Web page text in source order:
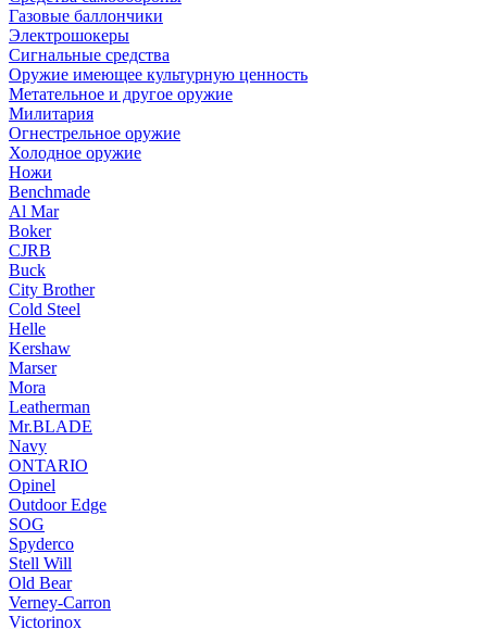
Газовые баллончики
Электрошокеры
Сигнальные средства
Оружие имеющее культурную ценность
Метательное и другое оружие
Милитария
Огнестрельное оружие
Холодное оружие
Ножи
Benchmade
Al Mar
Boker
CJRB
Buck
City Brother
Cold Steel
Helle
Kershaw
Marser
Mora
Leatherman
Mr.BLADE
Navy
ONTARIO
Opinel
Outdoor Edge
SOG
Spyderco
Stell Will
Old Bear
Verney-Carron
Victorinox